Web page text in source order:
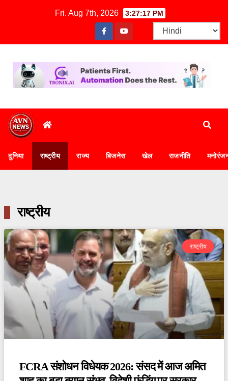
Fri. Aug 7th, 2026 3:27:17 PM
दुनिया राष्ट्रीय राज्य बिजनेस खेल राजनीति
राष्ट्रीय
राष्ट्रीय
FCRA संशोधन विधेयक 2026: संसद में आज अमित